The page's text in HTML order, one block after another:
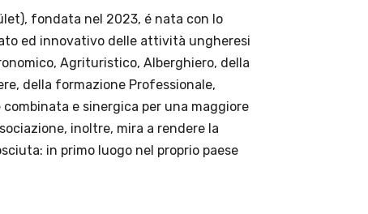
fondata nel 2023, é nata con lo
ed innovativo delle attività ungheresi
Agrituristico, Alberghiero, della
della formazione Professionale,
e sinergica per una maggiore
inoltre, mira a rendere la
in primo luogo nel proprio paese